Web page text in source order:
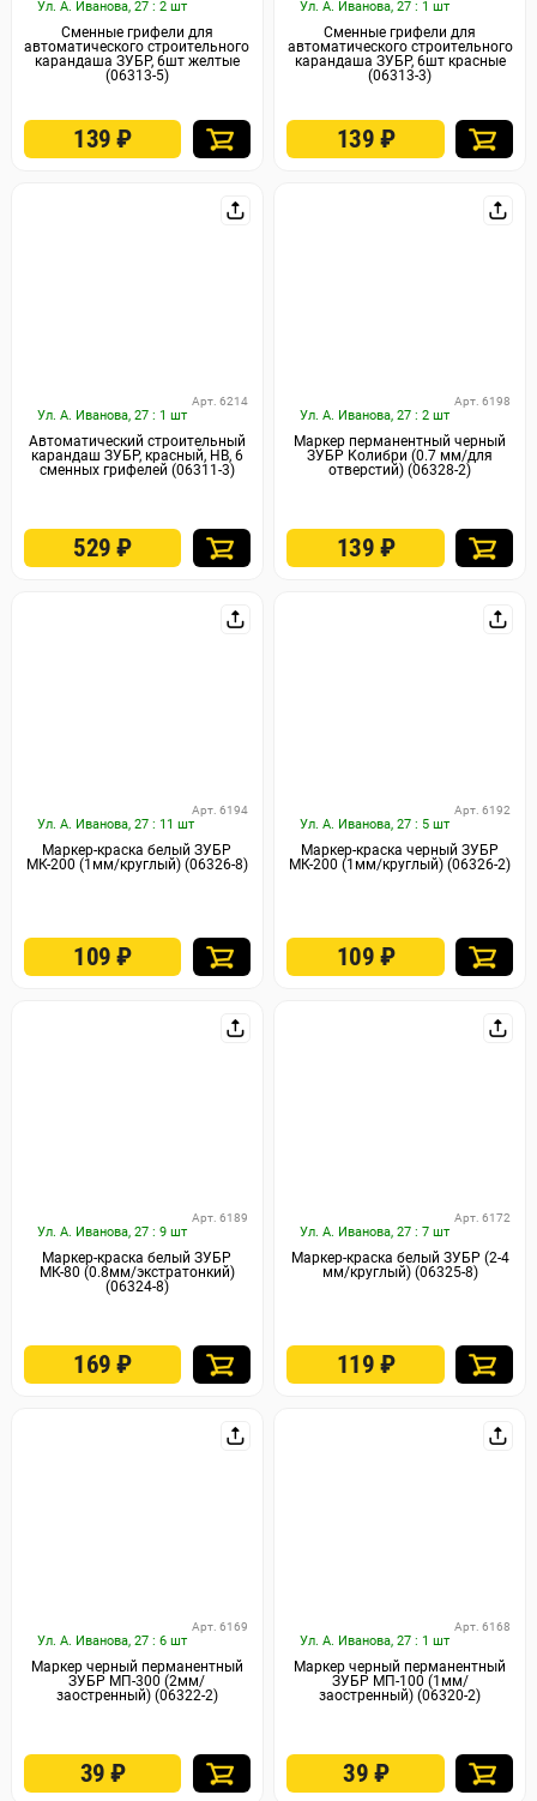
Ул. А. Иванова, 27 : 2 шт
Сменные грифели для
автоматического строительного
карандаша ЗУБР, 6шт желтые
(06313-5)
139₽
Ул. А. Иванова, 27 : 1 шт
Сменные грифели для
автоматического строительного
карандаша ЗУБР, 6шт красные
(06313-3)
139 ₽
Ул. А. Иванова, 27 : 1 шт
Арт. 6214
Автоматический строительный
карандаш ЗУБР, красный, HB, 6
сменных грифелей (06311-3)
529₽
Ул. А. Иванова, 27 : 2 шт
Арт. 6198
Маркер перманентный черный
ЗУБР Колибри (0.7 мм/для
отверстий) (06328-2)
139 ₽
Ул. А. Иванова, 27 : 11 шт
Арт. 6194
Маркер-краска белый ЗУБР
МК-200 (1мм/круглый) (06326-8)
109₽
Ул. А. Иванова, 27 : 5 шт
Арт. 6192
Маркер-краска черный ЗУБР
МК-200 (1мм/круглый) (06326-2)
109 ₽
Ул. А. Иванова, 27 : 9 шт
Арт. 6189
Маркер-краска белый ЗУБР
МК-80 (0.8мм/экстратонкий)
(06324-8)
169₽
Ул. А. Иванова, 27 : 7 шт
Арт. 6172
Маркер-краска белый ЗУБР (2-4
мм/круглый) (06325-8)
119 ₽
Ул. А. Иванова, 27 : 6 шт
Арт. 6169
Маркер черный перманентный
ЗУБР МП-300 (2мм/
заостренный) (06322-2)
39₽
Ул. А. Иванова, 27 : 1 шт
Арт. 6168
Маркер черный перманентный
ЗУБР МП-100 (1мм/
заостренный) (06320-2)
39 ₽